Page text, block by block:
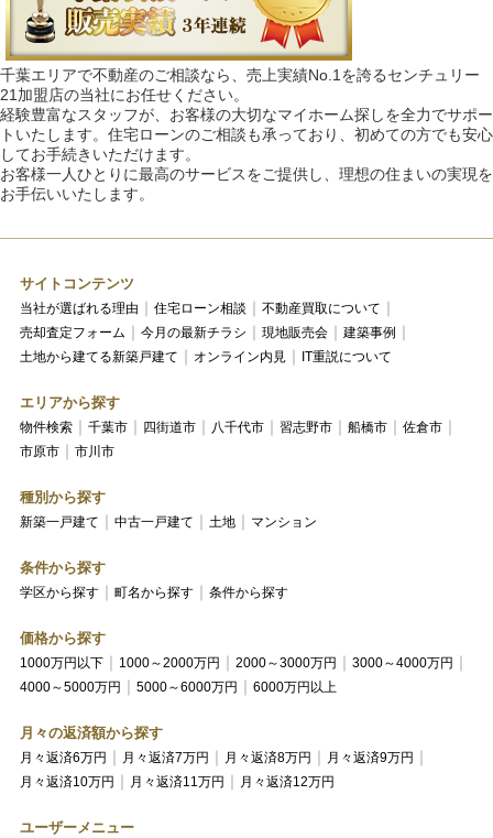
千葉エリアで不動産のご相談なら、売上実績No.1を誇るセンチュリー
21加盟店の当社にお任せください。
経験豊富なスタッフが、お客様の大切なマイホーム探しを全力でサポー
トいたします。住宅ローンのご相談も承っており、初めての方でも安心
してお手続きいただけます。
お客様一人ひとりに最高のサービスをご提供し、理想の住まいの実現を
お手伝いいたします。
サイトコンテンツ
当社が選ばれる理由 住宅ローン相談
不動産買取について
売却査定フォーム
今月の最新チラシ 現地販売会
建築事例
土地から建てる新築戸建て
オンライン内見 IT重説について
エリアから探す
物件検索 千葉市 四街道市 八千代市 習志野市 船橋市
佐倉市
市原市
市川市
種別から探す
新築一戸建て 中古一戸建て 土地 マンション
条件から探す
学区から探す 町名から探す 条件から探す
価格から探す
1000万円以下 1000～2000万円 2000～3000万円
3000～4000万円
4000～5000万円
5000～6000万円 6000万円以上
月々の返済額から探す
月々返済6万円 月々返済7万円 月々返済8万円
月々返済9万円
月々返済10万円
月々返済11万円 月々返済12万円
ユーザーメニュー